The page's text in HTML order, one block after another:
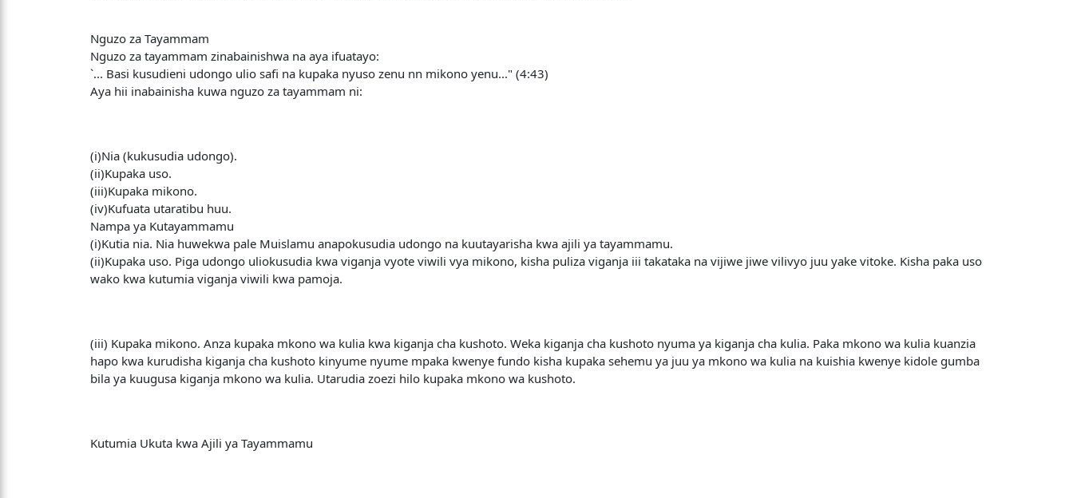
Nguzo za Tayammam
Nguzo za tayammam zinabainishwa na aya ifuatayo:
`... Basi kusudieni udongo ulio safi na kupaka nyuso zenu nn mikono yenu..." (4:43)
Aya hii inabainisha kuwa nguzo za tayammam ni:
(i)Nia (kukusudia udongo).
(ii)Kupaka uso.
(iii)Kupaka mikono.
(iv)Kufuata utaratibu huu.
Nampa ya Kutayammamu
(i)Kutia nia. Nia huwekwa pale Muislamu anapokusudia udongo na kuutayarisha kwa ajili ya tayammamu.
(ii)Kupaka uso. Piga udongo uliokusudia kwa viganja vyote viwili vya mikono, kisha puliza viganja iii takataka na vijiwe jiwe vilivyo juu yake vitoke. Kisha paka uso
wako kwa kutumia viganja viwili kwa pamoja.
(iii) Kupaka mikono. Anza kupaka mkono wa kulia kwa kiganja cha kushoto. Weka kiganja cha kushoto nyuma ya kiganja cha kulia. Paka mkono wa kulia kuanzia
hapo kwa kurudisha kiganja cha kushoto kinyume nyume mpaka kwenye fundo kisha kupaka sehemu ya juu ya mkono wa kulia na kuishia kwenye kidole gumba
bila ya kuugusa kiganja mkono wa kulia. Utarudia zoezi hilo kupaka mkono wa kushoto.
Kutumia Ukuta kwa Ajili ya Tayammamu